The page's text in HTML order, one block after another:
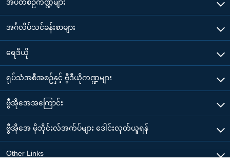
အပတ်စဉ်ကဏ္ဍများ
အင်္ဂလိပ်သင်ခန်းစာများ
ရေဒီယို
ရုပ်သံအစီအစဉ်နှင့် ဗွီဒီယိုကဏ္ဍများ
ဗွီအိုအေအကြောင်း
ဗွီအိုအေ မိုဘိုင်းလ်အက်ပ်များ ဒေါင်းလုတ်ယူရန်
Other Links